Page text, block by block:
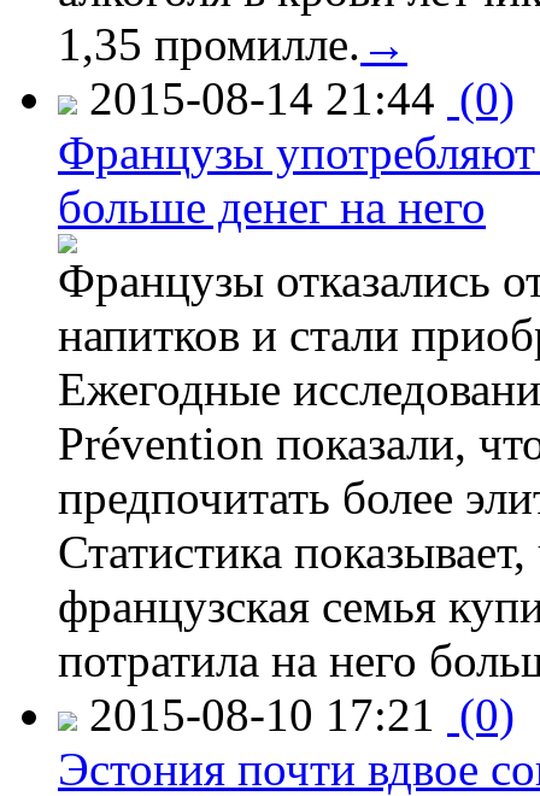
1,35 промилле. →
2015-08-14 21:44 (0)
Французы
больше денег на него
Французы отказались
напитков и стали
Ежегодные
Prévention показали,
предпочитать более
Статистика
французская семья
потратила на него
2015-08-10 17:21 (0)
Эстония почти вдвое